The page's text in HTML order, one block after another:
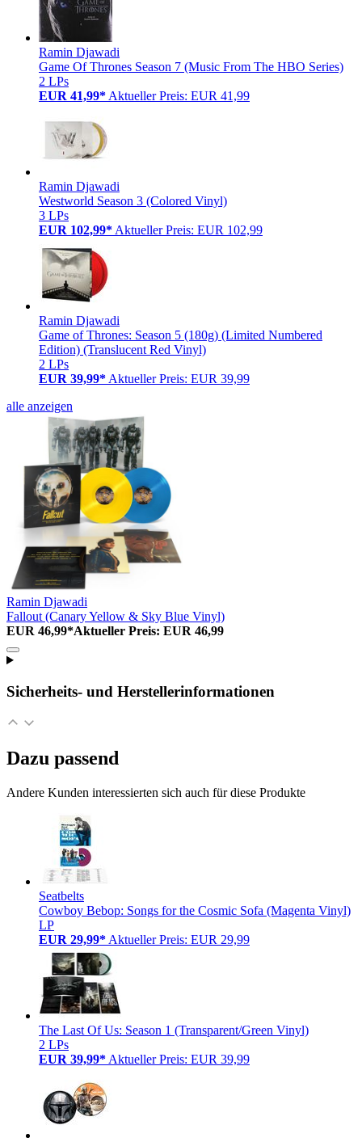
Ramin Djawadi
Game Of Thrones Season 7 (Music From The HBO Series)
2 LPs
EUR 41,99* Aktueller Preis: EUR 41,99
Ramin Djawadi
Westworld Season 3 (Colored Vinyl)
3 LPs
EUR 102,99* Aktueller Preis: EUR 102,99
Ramin Djawadi
Game of Thrones: Season 5 (180g) (Limited Numbered
Edition) (Translucent Red Vinyl)
2 LPs
EUR 39,99* Aktueller Preis: EUR 39,99
alle anzeigen
Ramin Djawadi
Fallout (Canary Yellow & Sky Blue Vinyl)
EUR 46,99*Aktueller Preis: EUR 46,99
Sicherheits- und Herstellerinformationen
Dazu passend
Andere Kunden interessierten sich auch für diese Produkte
Seatbelts
Cowboy Bebop: Songs for the Cosmic Sofa (Magenta Vinyl)
LP
EUR 29,99* Aktueller Preis: EUR 29,99
The Last Of Us: Season 1 (Transparent/Green Vinyl)
2 LPs
EUR 39,99* Aktueller Preis: EUR 39,99